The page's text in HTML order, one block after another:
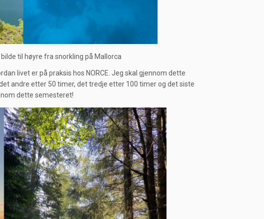
til høyre fra snorkling på Mallorca
livet er på praksis hos NORCE. Jeg skal gjennom dette
andre etter 50 timer, det tredje etter 100 timer og det siste
dette semesteret!